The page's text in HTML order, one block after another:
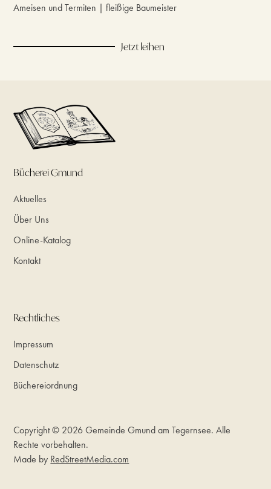
Ameisen und Termiten | fleißige Baumeister
Jetzt leihen
Bücherei Gmund
Aktuelles
Über Uns
Online-Katalog
Kontakt
Rechtliches
Impressum
Datenschutz
Büchereiordnung
Copyright © 2026 Gemeinde Gmund am Tegernsee. Alle
Rechte vorbehalten.
Made by RedStreetMedia.com